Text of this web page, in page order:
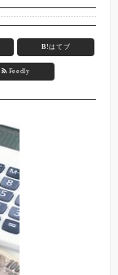
B!はてブ
Feedly